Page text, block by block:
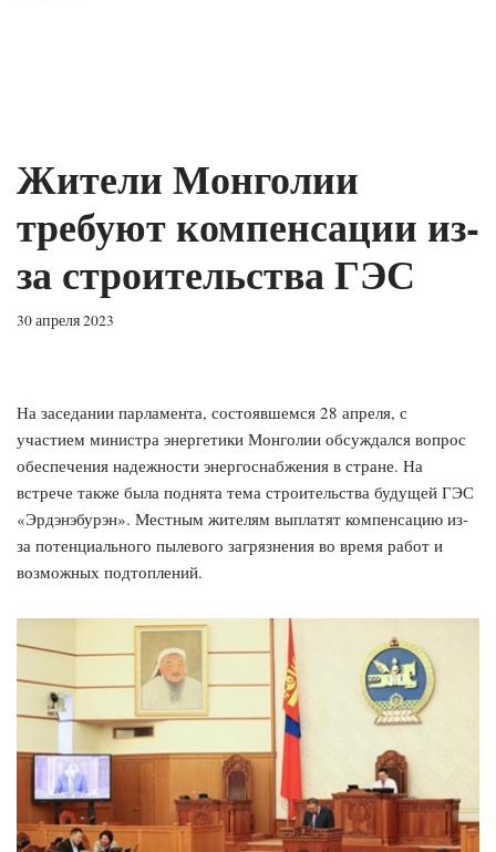
Жители Монголии
требуют компенсации из-
за строительства ГЭС
30 апреля 2023
На заседании парламента, состоявшемся 28 апреля, с
участием министра энергетики Монголии обсуждался вопрос
обеспечения надежности энергоснабжения в стране. На
встрече также была поднята тема строительства будущей ГЭС
«Эрдэнэбурэн». Местным жителям выплатят компенсацию из-
за потенциального пылевого загрязнения во время работ и
возможных подтоплений.